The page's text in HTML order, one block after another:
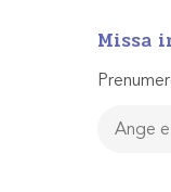
Missa